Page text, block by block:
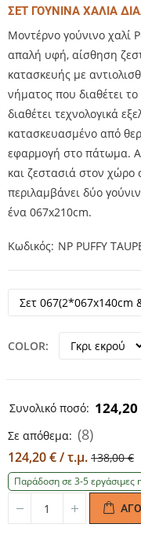
ΣΕΤ ΓΟΥΝΙΝΑ ΧΑΛΙΑ
Μοντέρνο γούνινο χαλί
απαλή υφή, αίσθηση
κατασκευής με
νήματος που διαθέτει
διαθέτει τεχνολογικά
κατασκευασμένο από
εφαρμογή στο πάτωμα.
και ζεστασιά στον
περιλαμβάνει δύο
ένα 067x210cm.
Κωδικός NP PUFFY
COLOR
Συνολικό ποσό: 124,20
Σε απόθεμα: (8)
124,20 € / τ.μ. 138,00 €
Παράδοση σε 3-5 εργάσιμες
Quantity
Quantity